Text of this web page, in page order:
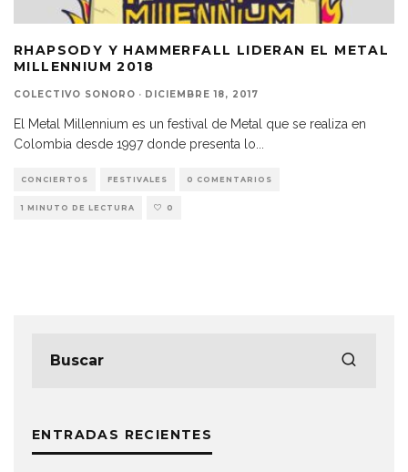
RHAPSODY Y HAMMERFALL LIDERAN EL METAL
MILLENNIUM 2018
COLECTIVO SONORO · DICIEMBRE 18, 2017
El Metal Millennium es un festival de Metal que se realiza en
Colombia desde 1997 donde presenta lo
CONCIERTOS FESTIVALES 0 COMENTARIOS
1 MINUTO DE LECTURA 0
ENTRADAS RECIENTES